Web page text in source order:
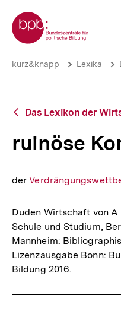
zum
Seiteninhalt
springen
Zur Startseite der bpb
ruinöse
Brotkrümelnavigation
kurz&knapp Lexika
Zurück
Übersicht
Das Lexikon der
ruinöse
derInterner
Duden Wirtschaft von
Schule und Studium,
Mannheim:
Lizenzausgabe Bonn:
Bildung 2016.